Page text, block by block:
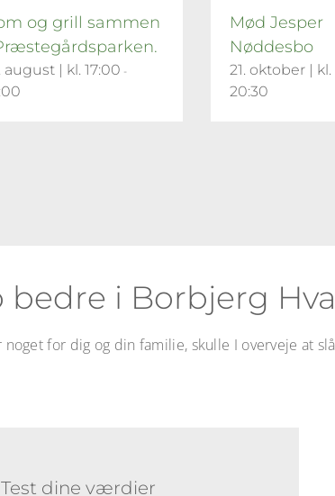
og grill sammen
august | kl. 17:00 -
Mød Jesper
Nøddesbo
21. oktober | kl.
20:30
bedre i Borbjerg
for dig og din familie, skulle I overveje at
Test dine værdier